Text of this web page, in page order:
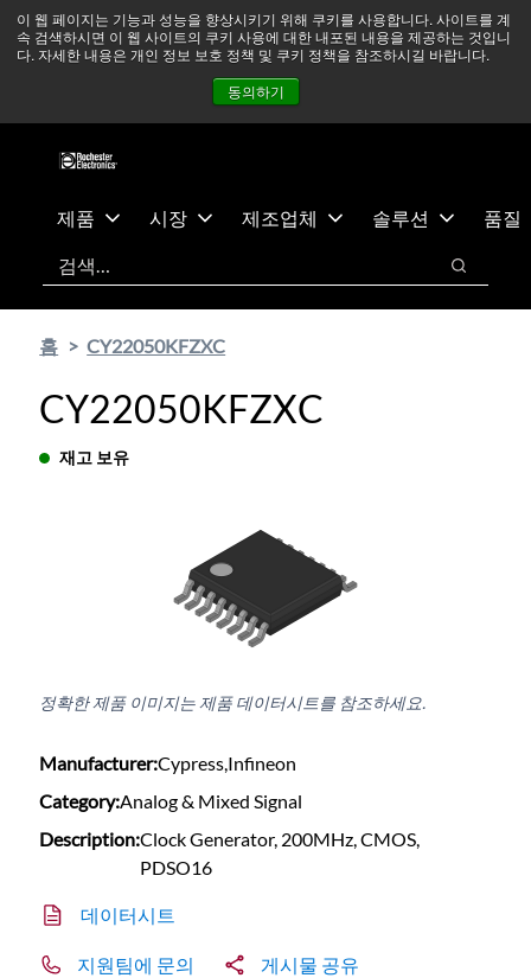
이 웹 페이지는 기능과 성능을 향상시키기 위해 쿠키를 사용합니다. 사이트를 계
속 검색하시면 이 웹 사이트의 쿠키 사용에 대한 내포된 내용을 제공하는 것입니
다. 자세한 내용은 개인 정보 보호 정책 및 쿠키 정책을 참조하시길 바랍니다.
동의하기
츠
건
중동 지역 상황을 지속적으로 주시하고 있으며, 모든 서비스는
정상적으로 운영되고 있습니다. 더 읽어보기 →
뉴스
문의하기
제품 시장 제조업체 솔루션
품질
검색
검색
홈 CY22050KFZXC
CY22050KFZXC
재고 보유
정확한 제품 이미지는 제품 데이터시트를 참조하세요.
Manufacturer:Cypress,Infineon
Category:Analog & Mixed Signal
Description:Clock Generator, 200MHz, CMOS,
PDSO16
데이터시트
지원팀에 문의 게시물 공유